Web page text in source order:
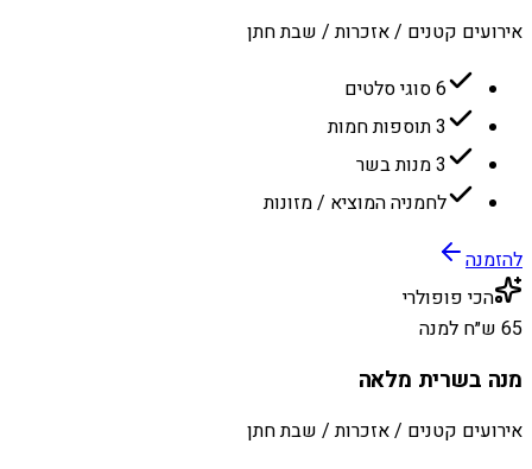
אירועים קטנים / אזכרות / שבת חתן
6 סוגי סלטים
3 תוספות חמות
3 מנות בשר
לחמניה המוציא / מזונות
להזמנה
הכי פופולרי
65 ש״ח למנה
מנה בשרית מלאה
אירועים קטנים / אזכרות / שבת חתן